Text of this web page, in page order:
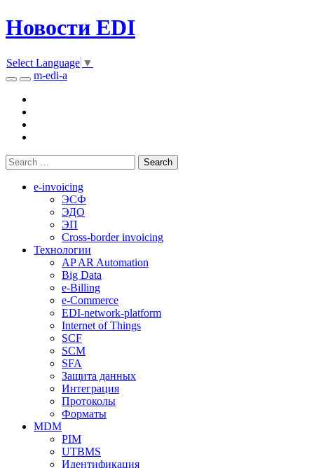
Новости EDI
Select Language ▼
m-edi-a
e-invoicing
ЭСФ
ЭДО
ЭП
Cross-border invoicing
Технологии
AP AR Automation
Big Data
e-Billing
e-Commerce
EDI-network-platform
Internet of Things
SCF
SCM
SFA
Защита данных
Интеграция
Протоколы
Форматы
MDM
PIM
UTBMS
Идентификация